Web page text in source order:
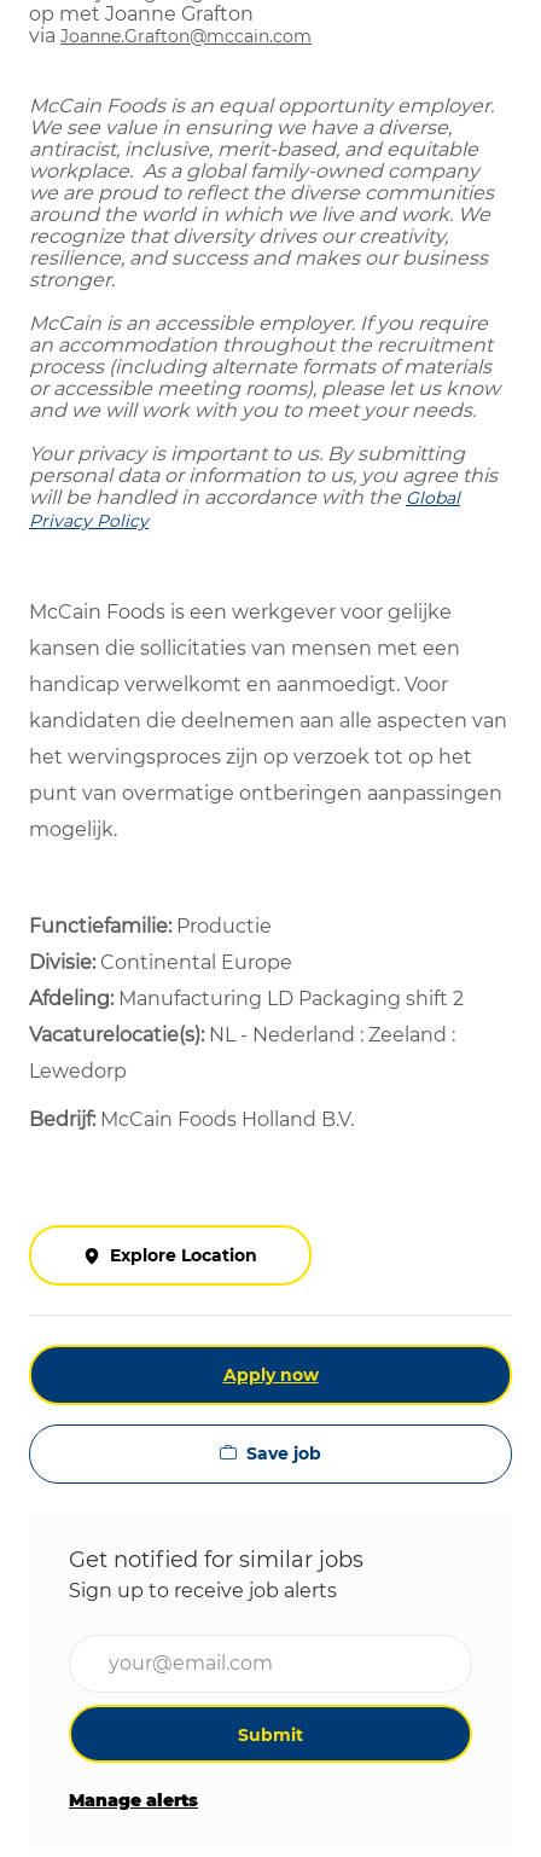
op met Joanne Grafton
via Joanne.Grafton@mccain.com
McCain Foods is an equal opportunity employer.
We see value in ensuring we have a diverse,
antiracist, inclusive, merit-based, and equitable
workplace. As a global family-owned company
we are proud to reflect the diverse communities
around the world in which we live and work. We
recognize that diversity drives our creativity,
resilience, and success and makes our business
stronger.
McCain is an accessible employer. If you require
an accommodation throughout the recruitment
process (including alternate formats of materials
or accessible meeting rooms), please let us know
and we will work with you to meet your needs.
Your privacy is important to us. By submitting
personal data or information to us, you agree this
will be handled in accordance with the Global
Privacy Policy
McCain Foods is een werkgever voor gelijke
kansen die sollicitaties van mensen met een
handicap verwelkomt en aanmoedigt. Voor
kandidaten die deelnemen aan alle aspecten van
het wervingsproces zijn op verzoek tot op het
punt van overmatige ontberingen aanpassingen
mogelijk.
Functiefamilie: Productie
Divisie: Continental Europe
Afdeling: ​ Manufacturing LD Packaging shift 2 ​
Vacaturelocatie(s):NL - Nederland : Zeeland :
Lewedorp
Bedrijf: McCain Foods Holland B.V.
Explore Location
Apply now
Save job
Get notified for similar jobs
Sign up to receive job alerts
Submit
Manage alerts